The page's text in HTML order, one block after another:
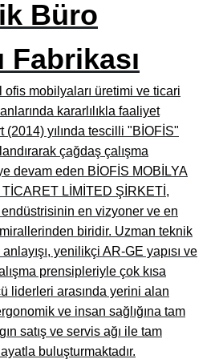
Fabrikaları, Mağazaları
Mağazaları, Firmaları
Mağazaları, Fabrikaları
Mağazaları, İmalatçıları
Mağazaları, Üreticileri
Mağazaları, Firmaları
Mağazaları, İmalatçıları
Firmaları, Mağazaları
Mağazaları, İmalatçıları
Firmaları
Mağazaları, İmalatçıları
Büro
Fabrikası
ofis mobilyaları üretimi ve ticari
kararlılıkla faaliyet
yılında tescilli "BİOFİS"
çağdaş çalışma
devam eden BİOFİS MOBİLYA
LİMİTED ŞİRKETİ,
en vizyoner ve en
biridir. Uzman teknik
yenilikçi AR-GE yapısı ve
prensipleriyle çok kısa
liderleri arasında yerini alan
ve insan sağlığına tam
satış ve servis ağı ile tam
buluşturmaktadır.